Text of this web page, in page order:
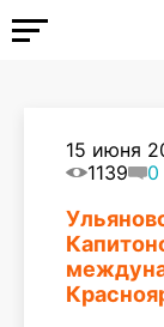
15 июня
1139
0